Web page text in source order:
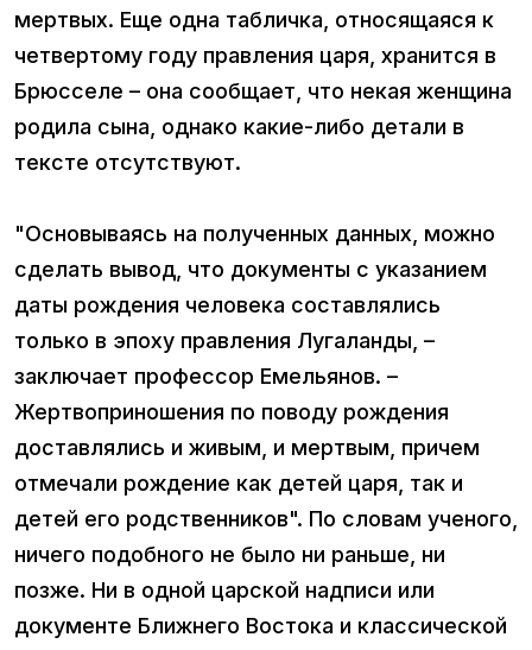
мертвых. Еще одна табличка, относящаяся к
четвертому году правления царя, хранится в
Брюсселе – она сообщает, что некая женщина
родила сына, однако какие-либо детали в
тексте отсутствуют.
"Основываясь на полученных данных, можно
сделать вывод, что документы с указанием
даты рождения человека составлялись
только в эпоху правления Лугаланды, –
заключает профессор Емельянов. –
Жертвоприношения по поводу рождения
доставлялись и живым, и мертвым, причем
отмечали рождение как детей царя, так и
детей его родственников". По словам ученого,
ничего подобного не было ни раньше, ни
позже. Ни в одной царской надписи или
документе Ближнего Востока и классической